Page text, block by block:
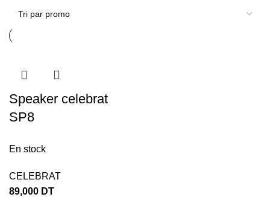
Speaker celebrat
SP8
En stock
CELEBRAT
89,000 DT